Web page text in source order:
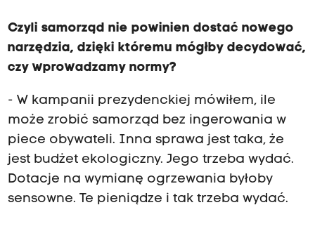
Czyli samorząd nie powinien dostać nowego
narzędzia, dzięki któremu mógłby decydować,
czy wprowadzamy normy?
- W kampanii prezydenckiej mówiłem, ile
może zrobić samorząd bez ingerowania w
piece obywateli. Inna sprawa jest taka, że
jest budżet ekologiczny. Jego trzeba wydać.
Dotacje na wymianę ogrzewania byłoby
sensowne. Te pieniądze i tak trzeba wydać.